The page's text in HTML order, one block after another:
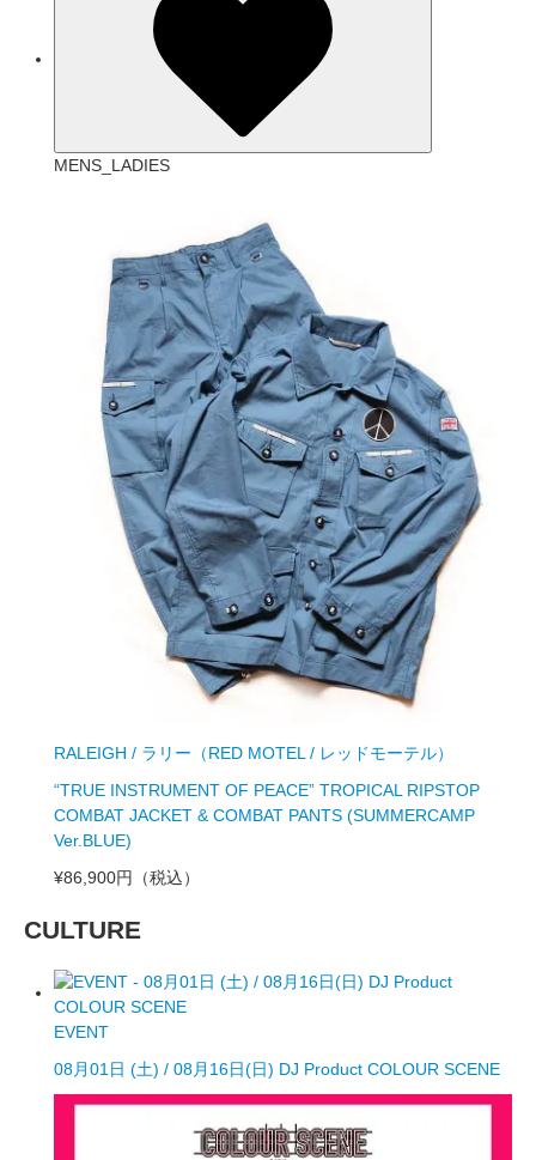
MENS_LADIES
RALEIGH / ラリー（RED MOTEL / レッドモーテル）
“TRUE INSTRUMENT OF PEACE” TROPICAL RIPSTOP
COMBAT JACKET & COMBAT PANTS (SUMMERCAMP
Ver.BLUE)
¥86,900円
（税込）
CULTURE
EVENT
08月01日 (土) / 08月16日(日) DJ Product COLOUR SCENE